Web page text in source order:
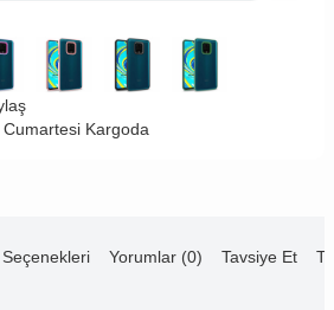
Kargoda
Yorumlar (0) Tavsiye Et